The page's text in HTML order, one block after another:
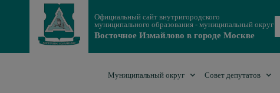
Официальный сайт внутригородского
муниципального образования - муниципальный округ
Восточное Измайлово в городе Москве
Муниципальный округ Совет депутатов